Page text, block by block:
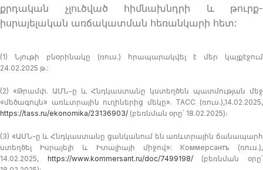
քրդական չլուծված հիմնախնդրի և թուրք-
իսրայելական առճակատման հեռանկարի հետ:
(1) Նյութի բնօրինակը (ռուս.) հրապարակվել է մեր կայքէջում
24.02.2025 թ.:
(2) «Թրամփ. ԱՄՆ-ը և Հնդկաստանը կստեղծեն պատմության մեջ
«մեծագույն» առևտրային ուղիներից մեկը». TACC (ռուս.),14.02.2025,
https://tass.ru/ekonomika/23136903/ (բեռնման օրը՝ 18.02.2025)։
(3) «ԱՄՆ-ը և Հնդկաստանը ցանկանում են առևտրային ճանապարհ
ստեղծել Իսրայելի և Իտալիայի միջով»: Коммерсантъ (ռուս.),
14.02.2025, https://www.kommersant.ru/doc/7499198/(բեռնման օրը՝